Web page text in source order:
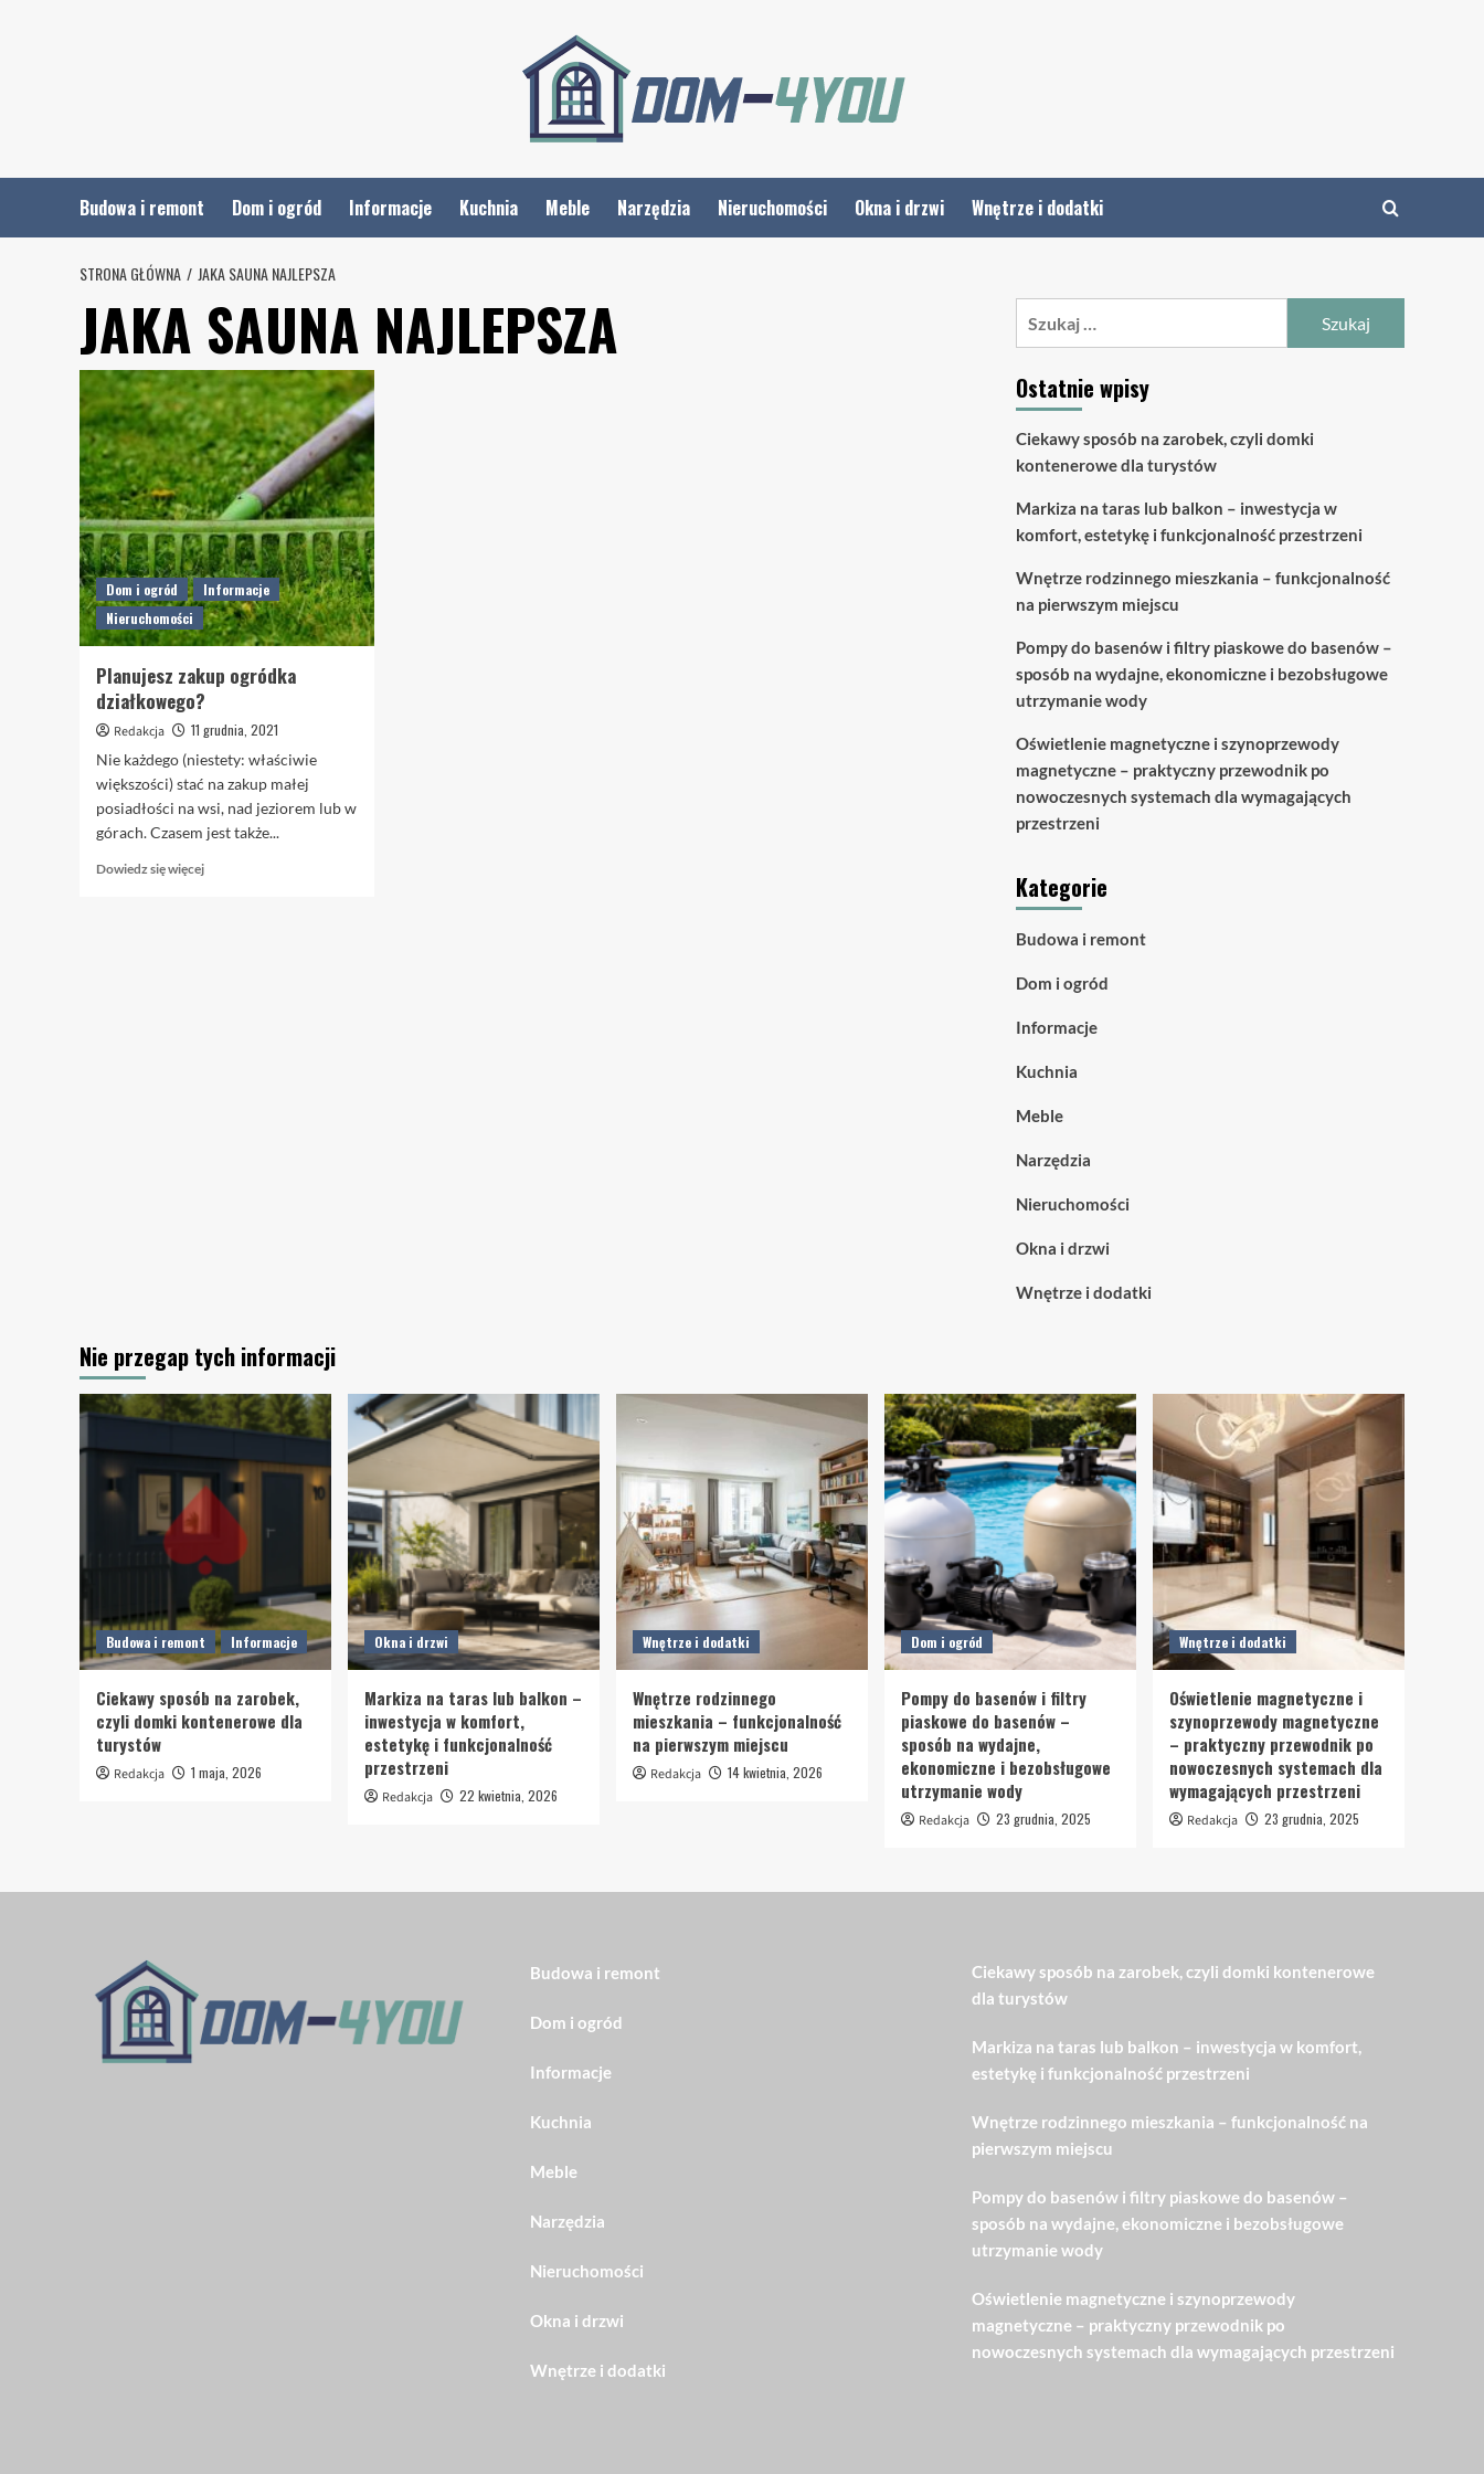
Budowa i remont Dom i ogród Informacje Kuchnia Meble Narzędzia Nieruchomości Okna i drzwi Wnętrze i dodatki
STRONA GŁÓWNA JAKA SAUNA NAJLEPSZA
JAKA SAUNA NAJLEPSZA
Dom i ogród
Informacje
Nieruchomości
Planujesz zakup ogródka
działkowego?
Redakcja
11 grudnia, 2021
Nie każdego (niestety: właściwie
większości) stać na zakup małej
posiadłości na wsi, nad jeziorem lub w
górach. Czasem jest także...
Dowiedz się więcejDowiedz
Ostatnie wpisy
Ciekawy sposób na zarobek, czyli domki
kontenerowe dla turystów
Markiza na taras lub balkon – inwestycja w
komfort, estetykę i funkcjonalność przestrzeni
Wnętrze rodzinnego mieszkania – funkcjonalność
na pierwszym miejscu
Pompy do basenów i filtry piaskowe do basenów –
sposób na wydajne, ekonomiczne i bezobsługowe
utrzymanie wody
Oświetlenie magnetyczne i szynoprzewody
magnetyczne – praktyczny przewodnik po
nowoczesnych systemach dla wymagających
przestrzeni
Kategorie
Budowa i remont
Dom i ogród
Informacje
Kuchnia
Meble
Narzędzia
Nieruchomości
Okna i drzwi
Wnętrze i dodatki
Nie przegap tych informacji
Budowa i remont Informacje
Ciekawy sposób na zarobek,
czyli domki kontenerowe dla
turystów
Redakcja 1 maja, 2026
Okna i drzwi
Markiza na taras lub balkon –
inwestycja w komfort,
estetykę i funkcjonalność
przestrzeni
Redakcja 22 kwietnia, 2026
Wnętrze i dodatki
Wnętrze rodzinnego
mieszkania – funkcjonalność
na pierwszym miejscu
Redakcja 14 kwietnia, 2026
Dom i ogród
Pompy do basenów i filtry
piaskowe do basenów –
sposób na wydajne,
ekonomiczne i bezobsługowe
utrzymanie wody
Redakcja 23 grudnia, 2025
Wnętrze i dodatki
Oświetlenie magnetyczne i
szynoprzewody magnetyczne
– praktyczny przewodnik po
nowoczesnych systemach dla
wymagających przestrzeni
Redakcja 23 grudnia, 2025
Budowa i remont
Dom i ogród
Informacje
Kuchnia
Meble
Narzędzia
Nieruchomości
Okna i drzwi
Wnętrze i dodatki
Ciekawy sposób na zarobek, czyli domki kontenerowe
dla turystów
Markiza na taras lub balkon – inwestycja w komfort,
estetykę i funkcjonalność przestrzeni
Wnętrze rodzinnego mieszkania – funkcjonalność na
pierwszym miejscu
Pompy do basenów i filtry piaskowe do basenów –
sposób na wydajne, ekonomiczne i bezobsługowe
utrzymanie wody
Oświetlenie magnetyczne i szynoprzewody
magnetyczne – praktyczny przewodnik po
nowoczesnych systemach dla wymagających przestrzeni